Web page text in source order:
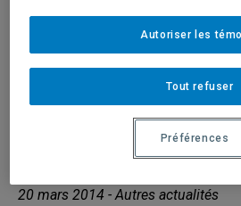
20 mars 2014 - Autres actualités
Tout refuser
Autoriser les
Préférences